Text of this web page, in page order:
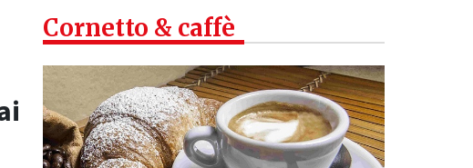
Cornetto & caffè